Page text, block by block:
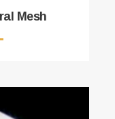
Mesh